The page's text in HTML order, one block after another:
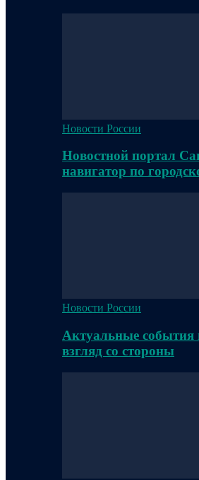
Новости России
Новостной портал
навигатор по
Новости России
Актуальные события
взгляд со стороны